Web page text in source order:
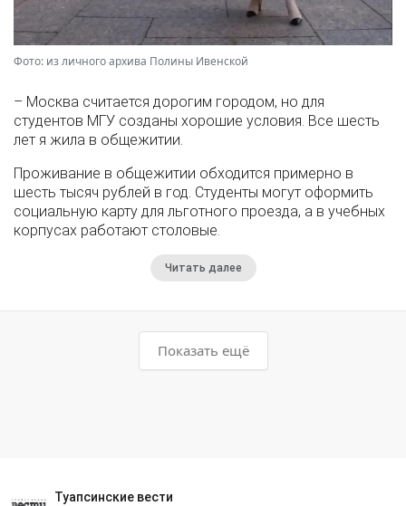
Фото: из личного архива Полины Ивенской
– Москва считается дорогим городом, но для
студентов МГУ созданы хорошие условия. Все шесть
лет я жила в общежитии.
Проживание в общежитии обходится примерно в
шесть тысяч рублей в год. Студенты могут оформить
социальную карту для льготного проезда, а в учебных
корпусах работают столовые.
Читать далее
Показать ещё
Туапсинские вести